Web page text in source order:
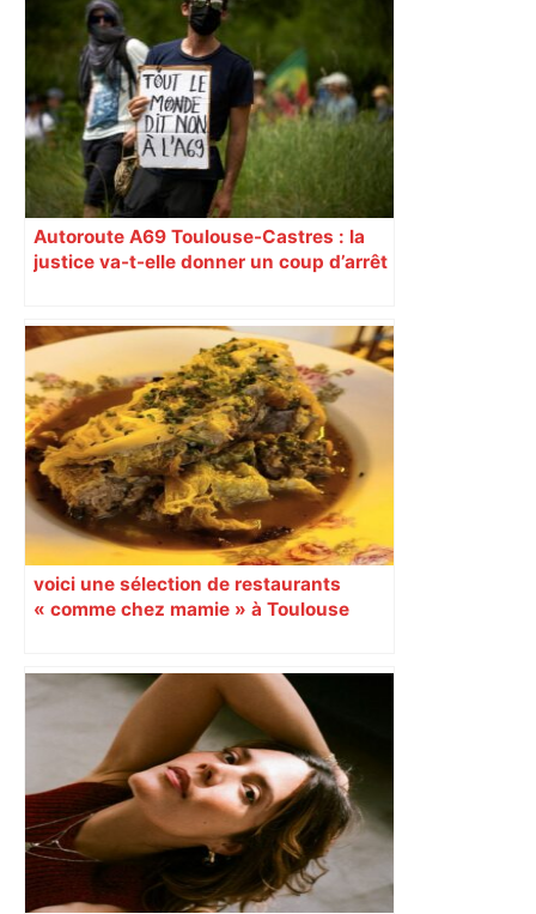
Autoroute A69 Toulouse-Castres : la
justice va-t-elle donner un coup d’arrêt
Toulouse-Castres n’a jusqu’ici abouti,
le rapporteur public a émis mercredi
20 novembre un avis consultatif qui
redonne espoir aux opposants. Il
conclut à l’absence de raison
impérative d’intérêt public majeur.
L’hypothèse d’un arrêt du projet n’est
pas exclue. Analyse
voici une sélection de restaurants
« comme chez mamie » à Toulouse